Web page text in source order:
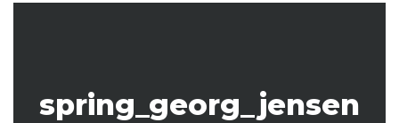
spring_georg_jensen